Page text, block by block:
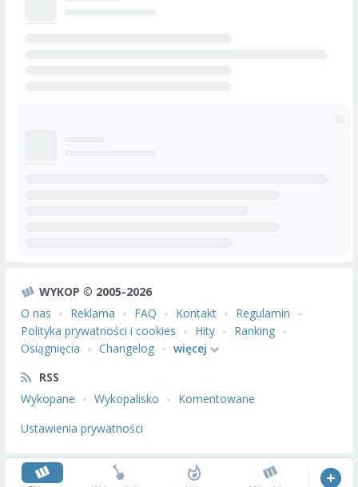
WYKOP © 2005-2026
O nas
Reklama FAQ Kontakt
Regulamin
Polityka prywatności i cookies
Hity
Ranking
Osiągnięcia
Changelog
więcej
RSS
Wykopane
Wykopalisko
Komentowane
Ustawienia prywatności